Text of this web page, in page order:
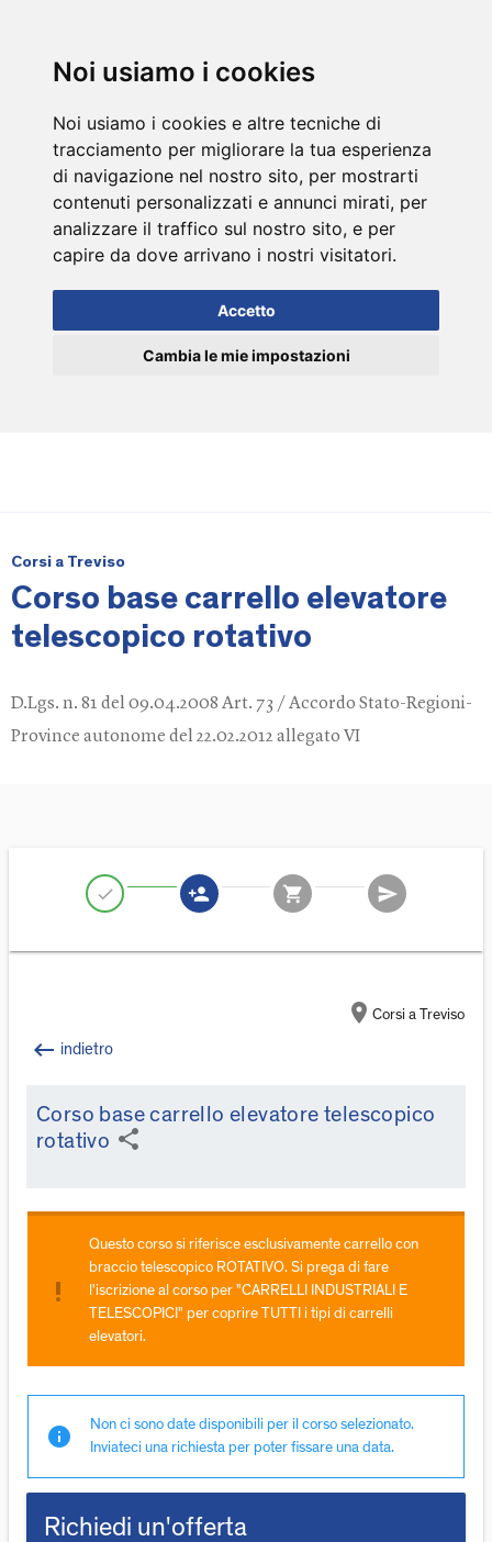
Noi usiamo i cookies
Noi usiamo i cookies e altre tecniche di
tracciamento per migliorare la tua esperienza
di navigazione nel nostro sito, per mostrarti
contenuti personalizzati e annunci mirati, per
analizzare il traffico sul nostro sito, e per
capire da dove arrivano i nostri visitatori.
Accetto
Cambia le mie impostazioni
Corsi a Treviso
Corso base carrello elevatore
telescopico rotativo
D.Lgs. n. 81 del 09.04.2008 Art. 73 / Accordo Stato-Regioni-
Province autonome del 22.02.2012 allegato VI
check person_add shopping_cart send
location_on Corsi a Treviso
keyboard_backspace indietro
Corso base carrello elevatore telescopico
rotativo share
priority_high
Questo corso si riferisce esclusivamente carrello con
braccio telescopico ROTATIVO. Si prega di fare
l'iscrizione al corso per "CARRELLI INDUSTRIALI E
TELESCOPICI" per coprire TUTTI i tipi di carrelli
elevatori.
info
Non ci sono date disponibili per il corso selezionato.
Inviateci una richiesta per poter fissare una data.
Richiedi un'offerta